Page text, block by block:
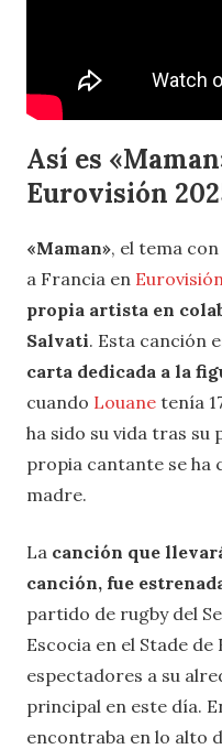
Así es «
Eurovisión
«Maman», el tema
a Francia en
propia artista en
Salvati. Esta canción
carta dedicada a la
cuando Louane tenía
ha sido su vida tras su
propia cantante se ha
madre.
La canción que
canción, fue
partido de rugby del
Escocia en el Stade
espectadores a su
principal en este día.
encontraba en lo alto